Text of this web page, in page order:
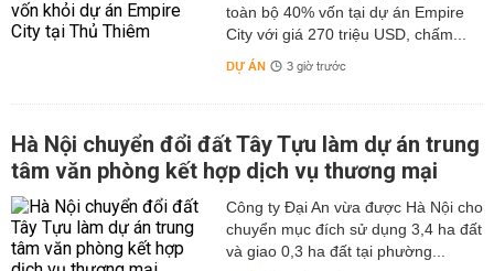
toàn bộ 40% vốn tại dự án Empire
City với giá 270 triệu USD, chấm...
DỰ ÁN 3 giờ trước
Hà Nội chuyển đổi đất Tây Tựu làm dự án trung
tâm văn phòng kết hợp dịch vụ thương mại
Công ty Đại An vừa được Hà Nội cho
chuyển mục đích sử dụng 3,4 ha đất
và giao 0,3 ha đất tại phường...